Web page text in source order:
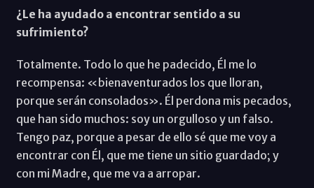
¿Le ha ayudado a encontrar sentido a su
sufrimiento?
Totalmente. Todo lo que he padecido, Él me lo
recompensa: «bienaventurados los que lloran,
porque serán consolados». Él perdona mis pecados,
que han sido muchos: soy un orgulloso y un falso.
Tengo paz, porque a pesar de ello sé que me voy a
encontrar con Él, que me tiene un sitio guardado; y
con mi Madre, que me va a arropar.